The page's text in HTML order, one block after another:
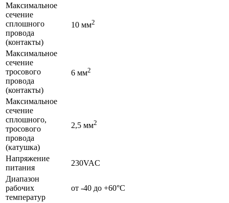
Максимальное
сечение
сплошного
провода
(контакты)
10 мм2
Максимальное
сечение
тросового
провода
(контакты)
6 мм2
Максимальное
сечение
сплошного,
тросового
провода
(катушка)
2,5 мм2
Напряжение
питания
230VAC
Диапазон
рабочих
температур
от -40 до +60°C